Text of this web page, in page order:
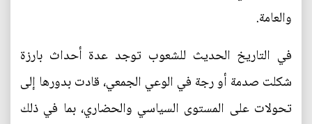
والعامة.
في التاريخ الحديث للشعوب توجد عدة أحداث بارزة
شكلت صدمة أو رجة في الوعي الجمعي، قادت بدورها إلى
تحولات على المستوى السياسي والحضاري، بما في ذلك